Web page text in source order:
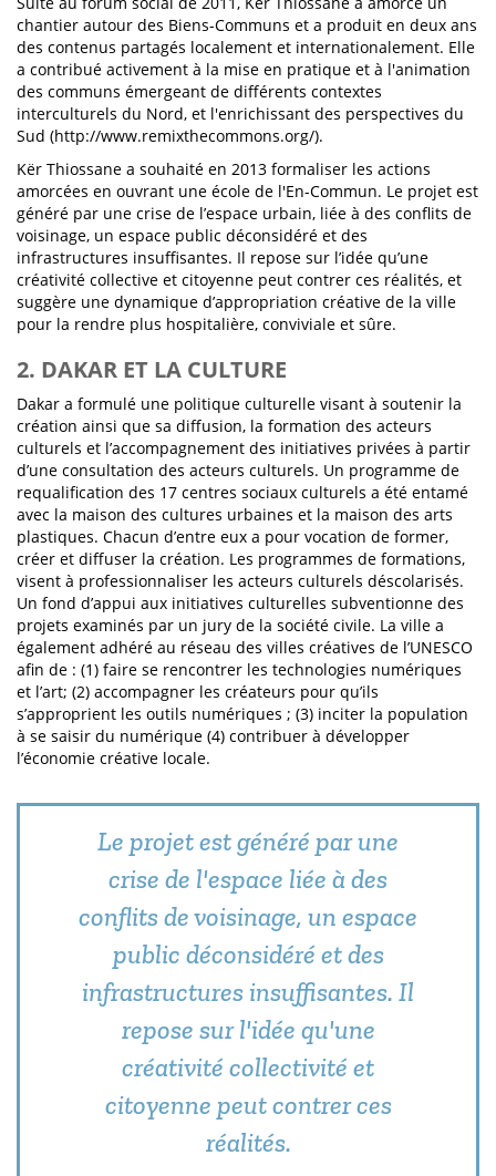
chantier autour des Biens-Communs et a produit en deux ans
des contenus partagés localement et internationalement. Elle
a contribué activement à la mise en pratique et à l'animation
des communs émergeant de différents contextes
interculturels du Nord, et l'enrichissant des perspectives du
Sud (http://www.remixthecommons.org/).
Kër Thiossane a souhaité en 2013 formaliser les actions
amorcées en ouvrant une école de l'En-Commun. Le projet est
généré par une crise de l’espace urbain, liée à des conflits de
voisinage, un espace public déconsidéré et des
infrastructures insuffisantes. Il repose sur l’idée qu’une
créativité collective et citoyenne peut contrer ces réalités, et
suggère une dynamique d’appropriation créative de la ville
pour la rendre plus hospitalière, conviviale et sûre.
2. DAKAR ET LA CULTURE
Dakar a formulé une politique culturelle visant à soutenir la
création ainsi que sa diffusion, la formation des acteurs
culturels et l’accompagnement des initiatives privées à partir
d’une consultation des acteurs culturels. Un programme de
requalification des 17 centres sociaux culturels a été entamé
avec la maison des cultures urbaines et la maison des arts
plastiques. Chacun d’entre eux a pour vocation de former,
créer et diffuser la création. Les programmes de formations,
visent à professionnaliser les acteurs culturels déscolarisés.
Un fond d’appui aux initiatives culturelles subventionne des
projets examinés par un jury de la société civile. La ville a
également adhéré au réseau des villes créatives de l’UNESCO
afin de : (1) faire se rencontrer les technologies numériques
et l’art; (2) accompagner les créateurs pour qu’ils
s’approprient les outils numériques ; (3) inciter la population
à se saisir du numérique (4) contribuer à développer
l’économie créative locale.
Le projet est généré par une
crise de l'espace liée à des
conflits de voisinage, un espace
public déconsidéré et des
infrastructures insuffisantes. Il
repose sur l'idée qu'une
créativité collectivité et
citoyenne peut contrer ces
réalités.